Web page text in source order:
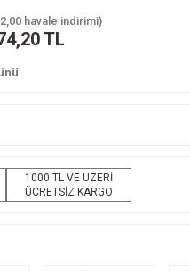
havale indirimi)
TL
1000 TL VE ÜZERİ
ÜCRETSİZ KARGO